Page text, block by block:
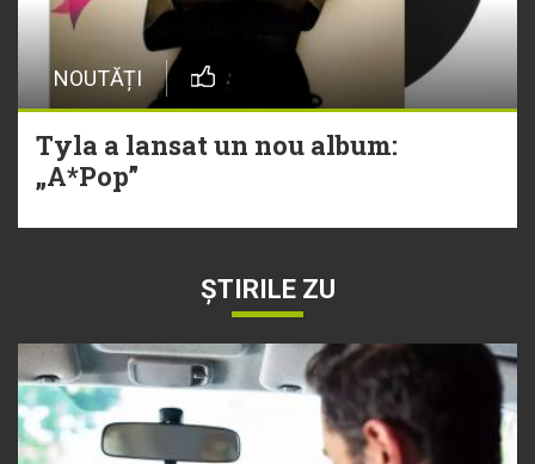
NOUTĂȚI
Tyla a lansat un nou album:
„A*Pop”
ȘTIRILE ZU